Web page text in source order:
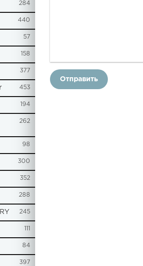
284
440
57
158
377
453
194
262
98
300
352
288
245
111
84
397
Отправить